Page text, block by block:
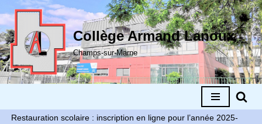
Aller
au
contenu
Collège Armand Lanoux
Champs-sur-Marne
Restauration scolaire : inscription en ligne pour l’année 2025-